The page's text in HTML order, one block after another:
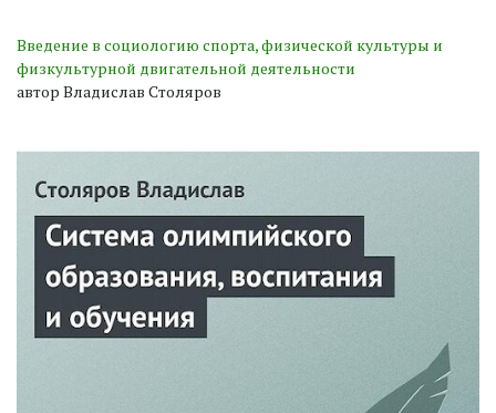
Введение в социологию спорта, физической культуры и
физкультурной двигательной деятельности
автор Владислав Столяров